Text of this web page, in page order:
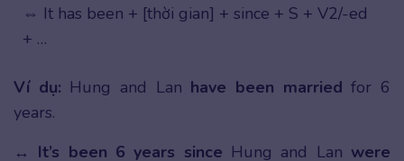
⇔ It has been + [thời gian] + since + S + V2/-ed
+ …
Ví dụ: Hung and Lan have been married for 6
years.
↔ It’s been 6 years since Hung and Lan were